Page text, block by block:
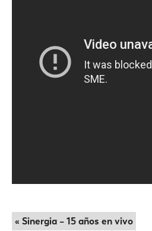
« Sinergia – 15 años en vivo